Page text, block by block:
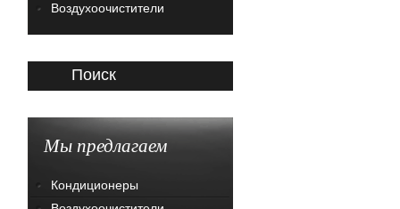
Воздухоочистители
Поиск
Мы предлагаем
Кондиционеры